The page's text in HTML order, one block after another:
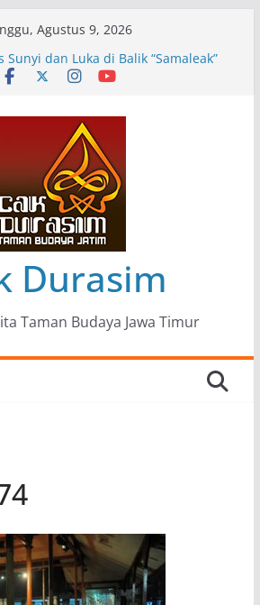
Agustus 9, 2026
Komunitas Patria Seni Rupa
: Ketika “Bergerak” Menjadi Mantra
Sunyi dan Luka di Balik “Samaleak”
Seni dan Budaya: Catatan
Kerja Ir. Bambang Haryo Soekartono
DPR RI ke Taman Budaya Jawa
35 Karya Agus Koecink
Tambang”, Ungkapan Kritis Tentang
Pertambangan
Durasim
Taman Budaya Jawa Timur